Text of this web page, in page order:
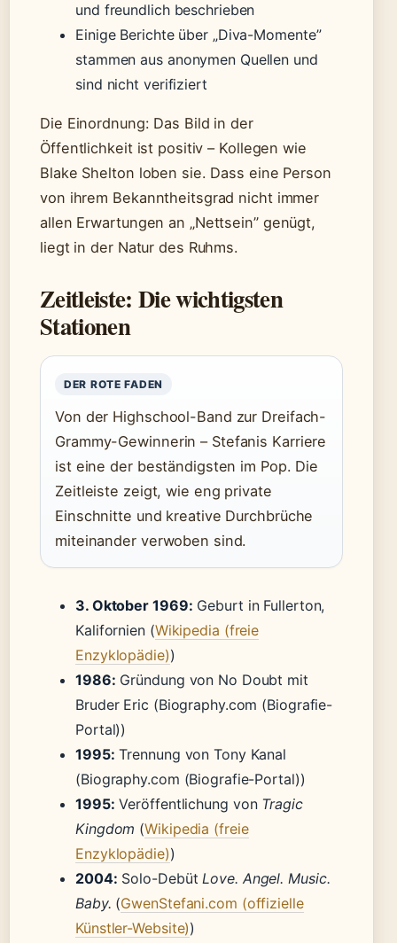
und freundlich beschrieben
Einige Berichte über „Diva-Momente”
stammen aus anonymen Quellen und
sind nicht verifiziert
Die Einordnung: Das Bild in der
Öffentlichkeit ist positiv – Kollegen wie
Blake Shelton loben sie. Dass eine Person
von ihrem Bekanntheitsgrad nicht immer
allen Erwartungen an „Nettsein” genügt,
liegt in der Natur des Ruhms.
Zeitleiste: Die wichtigsten
Stationen
DER ROTE FADEN
Von der Highschool-Band zur Dreifach-
Grammy-Gewinnerin – Stefanis Karriere
ist eine der beständigsten im Pop. Die
Zeitleiste zeigt, wie eng private
Einschnitte und kreative Durchbrüche
miteinander verwoben sind.
3. Oktober 1969: Geburt in Fullerton,
Kalifornien (Wikipedia (freie
Enzyklopädie))
1986: Gründung von No Doubt mit
Bruder Eric (Biography.com (Biografie-
Portal))
1995: Trennung von Tony Kanal
(Biography.com (Biografie-Portal))
1995: Veröffentlichung von Tragic
Kingdom (Wikipedia (freie
Enzyklopädie))
2004: Solo-DebütLove. Angel. Music.
Baby. (GwenStefani.com (offizielle
Künstler-Website))